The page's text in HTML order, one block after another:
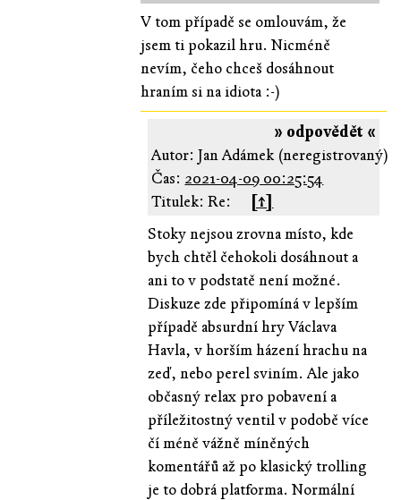
V tom případě se omlouvám, že
jsem ti pokazil hru. Nicméně
nevím, čeho chceš dosáhnout
hraním si na idiota :-)
» odpovědět «
Autor: Jan Adámek (neregistrovaný)
Čas: 2021-04-09 00:25:54
Titulek: Re:
[↑]
Stoky nejsou zrovna místo, kde
bych chtěl čehokoli dosáhnout a
ani to v podstatě není možné.
Diskuze zde připomíná v lepším
případě absurdní hry Václava
Havla, v horším házení hrachu na
zeď, nebo perel sviním. Ale jako
občasný relax pro pobavení a
příležitostný ventil v podobě více
čí méně vážně míněných
komentářů až po klasický trolling
je to dobrá platforma. Normální